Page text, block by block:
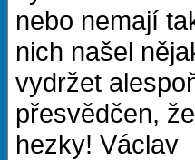
nebo nemají
nich našel
vydržet
přesvědčen,
hezky! Václav